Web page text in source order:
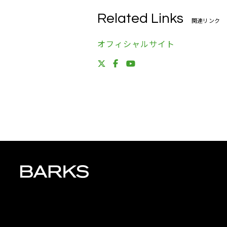
Related Links 関連リンク
オフィシャルサイト